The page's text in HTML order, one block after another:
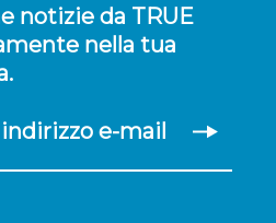
notizie da TRUE
nella tua
e-mail